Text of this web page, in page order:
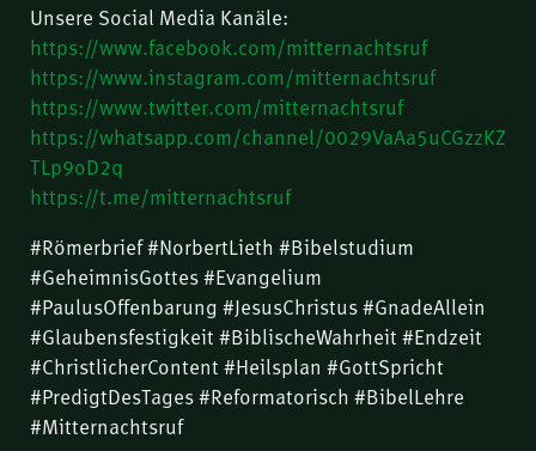
Unsere Social Media Kanäle:
https://www.facebook.com/mitternachtsruf
https://www.instagram.com/mitternachtsruf
https://www.twitter.com/mitternachtsruf
https://whatsapp.com/channel/0029VaAa5uCGzzKZ
TLp9oD2q
https://t.me/mitternachtsruf
#Römerbrief #NorbertLieth #Bibelstudium
#GeheimnisGottes #Evangelium
#PaulusOffenbarung #JesusChristus #GnadeAllein
#Glaubensfestigkeit #BiblischeWahrheit #Endzeit
#ChristlicherContent #Heilsplan #GottSpricht
#PredigtDesTages #Reformatorisch #BibelLehre
#Mitternachtsruf